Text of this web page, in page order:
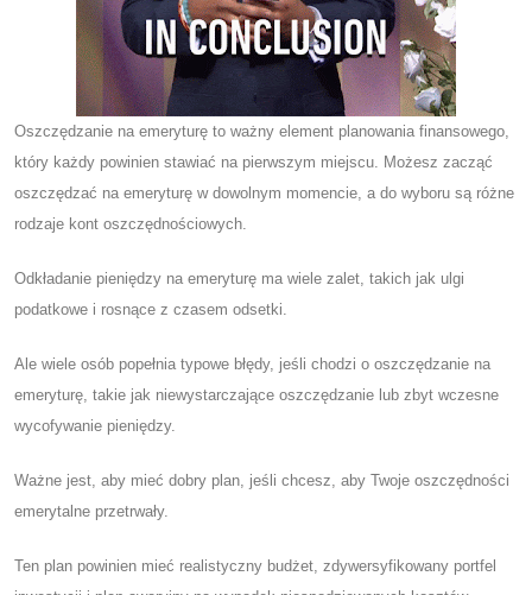
Oszczędzanie na emeryturę to ważny element planowania finansowego,
który każdy powinien stawiać na pierwszym miejscu. Możesz zacząć
oszczędzać na emeryturę w dowolnym momencie, a do wyboru są różne
rodzaje kont oszczędnościowych.
Odkładanie pieniędzy na emeryturę ma wiele zalet, takich jak ulgi
podatkowe i rosnące z czasem odsetki.
Ale wiele osób popełnia typowe błędy, jeśli chodzi o oszczędzanie na
emeryturę, takie jak niewystarczające oszczędzanie lub zbyt wczesne
wycofywanie pieniędzy.
Ważne jest, aby mieć dobry plan, jeśli chcesz, aby Twoje oszczędności
emerytalne przetrwały.
Ten plan powinien mieć realistyczny budżet, zdywersyfikowany portfel